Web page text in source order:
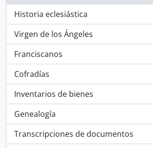
Historia eclesiástica
, 3 resultados
Virgen de los Ángeles
, 2 resultados
Franciscanos
, 2 resultados
Cofradías
, 2 resultados
Inventarios de bienes
, 2 resultados
Genealogía
, 2 resultados
Transcripciones de documentos
, 2 resultados